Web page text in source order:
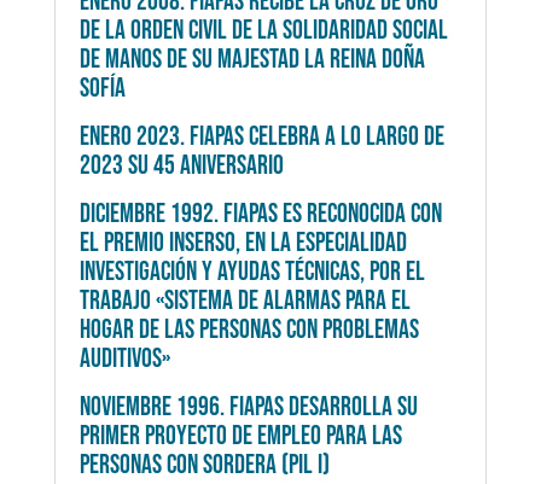
DE LA ORDEN CIVIL DE LA SOLIDARIDAD SOCIAL
DE MANOS DE SU MAJESTAD LA REINA DOÑA
SOFÍA
ENERO 2023. FIAPAS CELEBRA A LO LARGO DE
2023 SU 45 ANIVERSARIO
DICIEMBRE 1992. FIAPAS ES RECONOCIDA CON
EL PREMIO INSERSO, EN LA ESPECIALIDAD
INVESTIGACIÓN Y AYUDAS TÉCNICAS, POR EL
TRABAJO «SISTEMA DE ALARMAS PARA EL
HOGAR DE LAS PERSONAS CON PROBLEMAS
AUDITIVOS»
NOVIEMBRE 1996. FIAPAS DESARROLLA SU
PRIMER PROYECTO DE EMPLEO PARA LAS
PERSONAS CON SORDERA (PIL I)